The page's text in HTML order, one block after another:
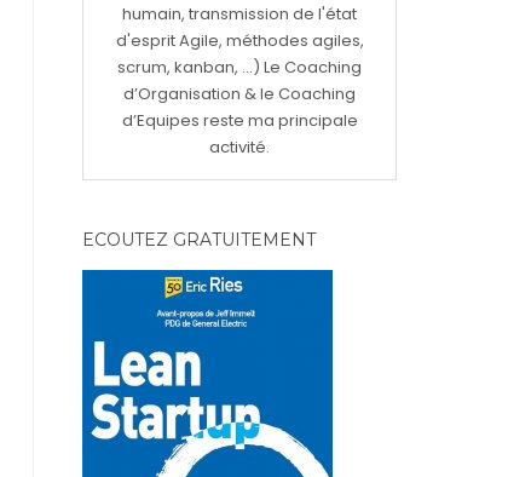
humain, transmission de l'état
d'esprit Agile, méthodes agiles,
scrum, kanban, ...) Le Coaching
d’Organisation & le Coaching
d’Equipes reste ma principale
activité.
ECOUTEZ GRATUITEMENT